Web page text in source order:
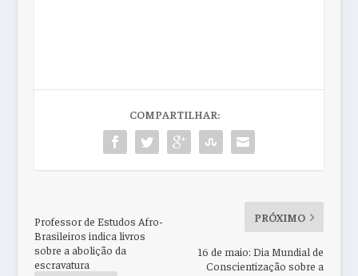
COMPARTILHAR:
Professor de Estudos Afro-
Brasileiros indica livros
sobre a abolição da
escravatura
PRÓXIMO
16 de maio: Dia Mundial de
Conscientização sobre a